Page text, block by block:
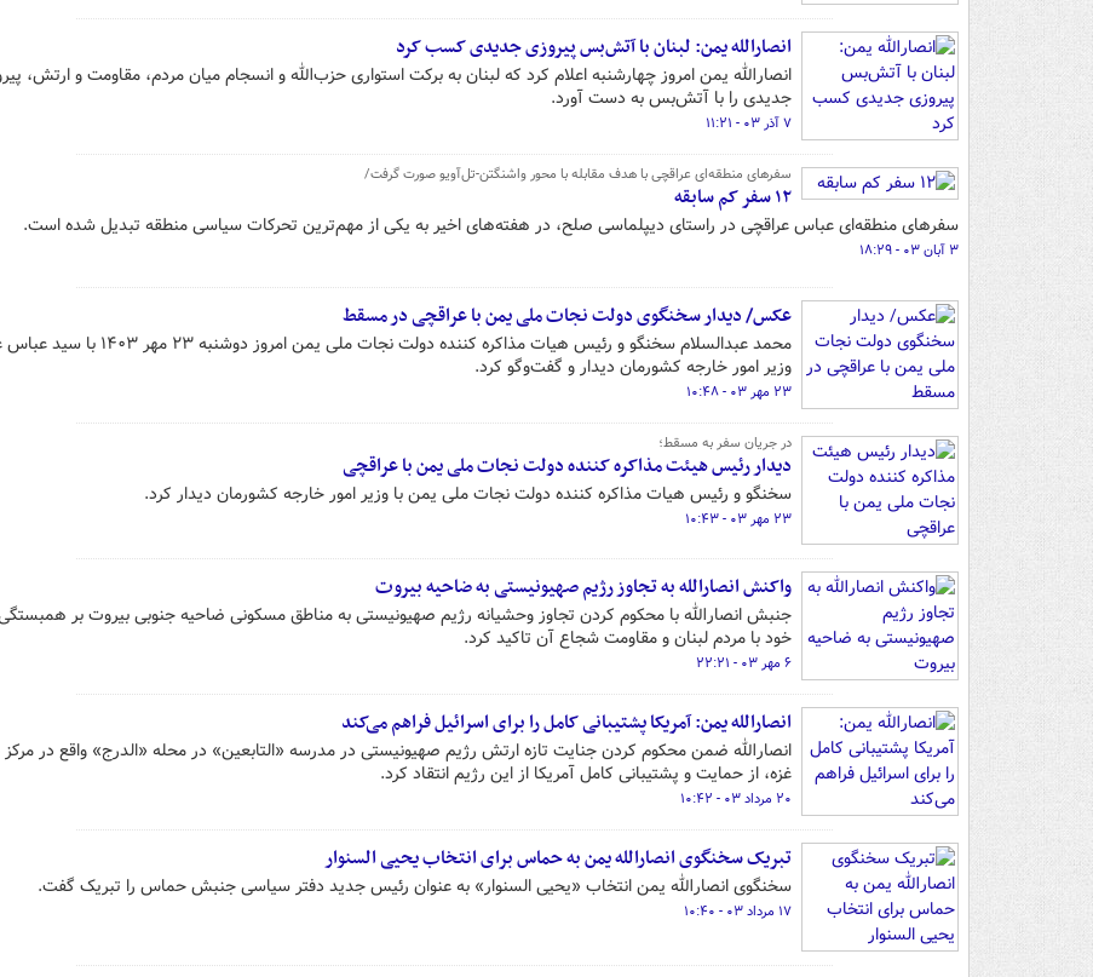
انصارالله یمن: لبنان با آتش‌بس پیروزی جدیدی کسب کرد
انصارالله یمن امروز چهارشنبه اعلام کرد که لبنان به برکت استواری حزب‌الله و انسجام میان مردم، مقاومت و ارتش،
جدیدی را با آتش‌بس به دست آورد.
۷ آذر ۰۳ - ۱۱:۲۱
سفرهای منطقه‌ای عراقچی با هدف مقابله با محور واشنگتن-تل‌آویو صورت گرفت/
۱۲ سفر کم سابقه
سفرهای منطقه‌ای عباس عراقچی در راستای دیپلماسی صلح، در هفته‌های اخیر به یکی از مهم‌ترین تحرکات سیاسی منطقه تبدیل شده است.
۳ آبان ۰۳ - ۱۸:۲۹
عکس/ دیدار سخنگوی دولت نجات ملی یمن با عراقچی در مسقط
محمد عبدالسلام سخنگو و رئیس هیات مذاکره‌ کننده دولت نجات ملی یمن
وزیر امور خارجه کشورمان دیدار و گفت‌وگو کرد.
۲۳ مهر ۰۳ - ۱۰:۴۸
در جریان سفر به مسقط؛
دیدار رئیس هیئت مذاکره‌ کننده دولت نجات ملی یمن با عراقچی
سخنگو و رئیس هیات مذاکره‌ کننده دولت نجات ملی یمن با وزیر امور خارجه کشورمان دیدار کرد.
۲۳ مهر ۰۳ - ۱۰:۴۳
واکنش انصارالله به تجاوز رژیم صهیونیستی به ضاحیه بیروت
جنبش انصارالله با محکوم کردن تجاوز وحشیانه رژیم صهیونیستی به مناطق مسکونی ضاحیه جنوبی بیروت بر
خود با مردم لبنان و مقاومت شجاع آن تاکید کرد.
۶ مهر ۰۳ - ۲۲:۲۱
انصارالله یمن: آمریکا پشتیبانی کامل را برای اسرائیل فراهم می‌کند
انصارالله ضمن محکوم کردن جنایت تازه ارتش رژیم صهیونیستی در مدرسه «التابعین» در محله «الدرج» واقع در
غزه، از حمایت و پشتیبانی کامل آمریکا از این رژیم انتقاد کرد.
۲۰ مرداد ۰۳ - ۱۰:۴۲
تبریک سخنگوی انصارالله یمن به حماس برای انتخاب یحیی السنوار
سخنگوی انصارالله یمن انتخاب «یحیی السنوار» به عنوان رئیس جدید دفتر سیاسی جنبش حماس را تبریک گفت.
۱۷ مرداد ۰۳ - ۱۰:۴۰